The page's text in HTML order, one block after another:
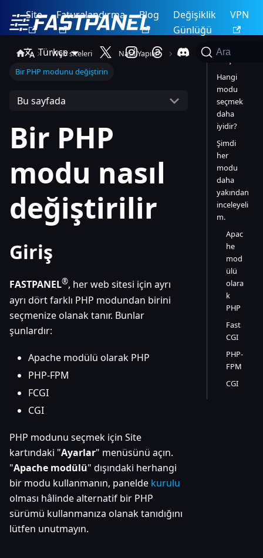
Site Faturalandırma Blog
Değişiklik
Günlüğü
VPN
Türkçe Ara
Web siteleri
Nasıl Yapılır
Bir PHP modunu değiştirin
Bu sayfada
Bir PHP
modu nasıl
değiştirilir
Giriş
FASTPANEL®, her web sitesi için ayrı
ayrı dört farklı PHP modundan birini
seçmenize olanak tanır. Bunlar
şunlardır:
Apache modülü olarak PHP
PHP-FPM
FCGI
CGI
PHP modunu seçmek için Site
kartındaki "Ayarlar" menüsünü açın.
"Apache modülü" dışındaki herhangi
bir modu kullanmanın, panelde kurulu
olması hâlinde alternatif bir PHP
sürümü kullanmanıza olanak tanıdığını
lütfen unutmayın.
Hangi
modu
seçmek
daha
iyidir?
Şimdi
her
modu
daha
yakından
inceleyeli
m.
Apac
he
mod
ülü
olara
k
PHP
Fast
CGI
PHP-
FPM
CGI